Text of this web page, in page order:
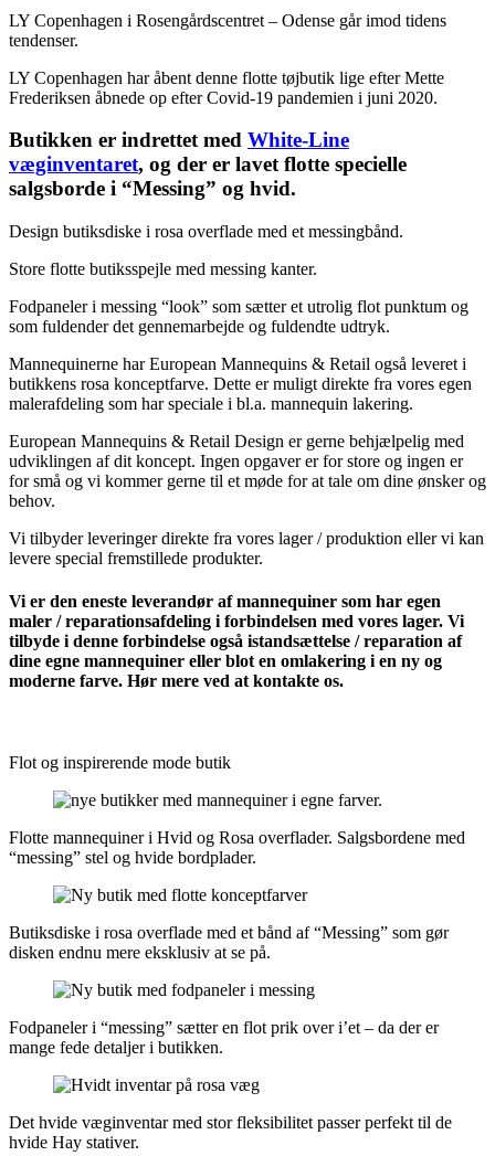
LY Copenhagen i Rosengårdscentret – Odense går imod tidens
tendenser.
LY Copenhagen har åbent denne flotte tøjbutik lige efter Mette
Frederiksen åbnede op efter Covid-19 pandemien i juni 2020.
Butikken er indrettet med White-Line
væginventaret, og der er lavet flotte specielle
salgsborde i “Messing” og hvid.
Design butiksdiske i rosa overflade med et messingbånd.
Store flotte butiksspejle med messing kanter.
Fodpaneler i messing “look” som sætter et utrolig flot punktum og
som fuldender det gennemarbejde og fuldendte udtryk.
Mannequinerne har European Mannequins & Retail også leveret i
butikkens rosa konceptfarve. Dette er muligt direkte fra vores egen
malerafdeling som har speciale i bl.a. mannequin lakering.
European Mannequins & Retail Design er gerne behjælpelig med
udviklingen af dit koncept. Ingen opgaver er for store og ingen er
for små og vi kommer gerne til et møde for at tale om dine ønsker og
behov.
Vi tilbyder leveringer direkte fra vores lager / produktion eller vi kan
levere special fremstillede produkter.
Vi er den eneste leverandør af mannequiner som har egen
maler / reparationsafdeling i forbindelsen med vores lager. Vi
tilbyde i denne forbindelse også istandsættelse / reparation af
dine egne mannequiner eller blot en omlakering i en ny og
moderne farve. Hør mere ved at kontakte os.
Flot og inspirerende mode butik
Flotte mannequiner i Hvid og Rosa overflader. Salgsbordene med
“messing” stel og hvide bordplader.
Butiksdiske i rosa overflade med et bånd af “Messing” som gør
disken endnu mere eksklusiv at se på.
Fodpaneler i “messing” sætter en flot prik over i’et – da der er
mange fede detaljer i butikken.
Det hvide væginventar med stor fleksibilitet passer perfekt til de
hvide Hay stativer.